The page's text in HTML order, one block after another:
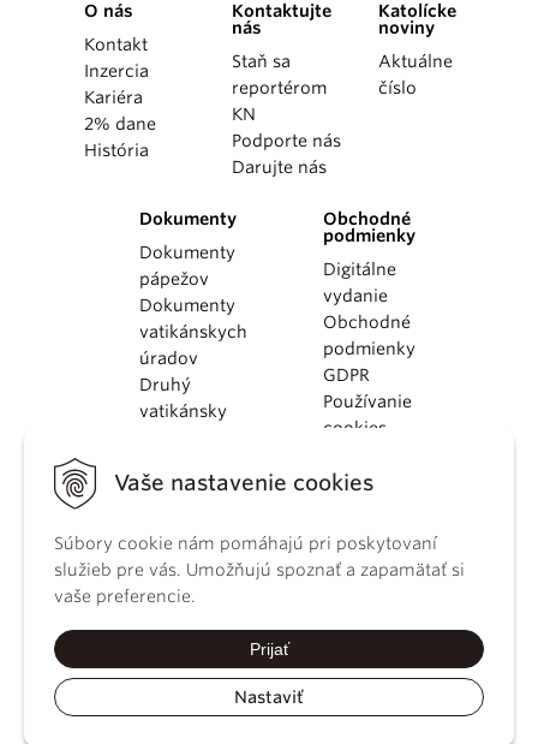
Vaše nastavenie cookies
Súbory cookie nám pomáhajú pri poskytovaní
služieb pre vás. Umožňujú spoznať a zapamätať si
vaše preferencie.
Prijať
Nastaviť
O nás
Kontakt
Inzercia
Kariéra
2% dane
História
Kontaktujte
nás
Staň sa
reportérom
KN
Podporte nás
Darujte nás
Katolícke
noviny
Aktuálne
číslo
Dokumenty
Dokumenty
pápežov
Dokumenty
vatikánskych
úradov
Druhý
vatikánsky
KBS
kánonického
práva
Katechizmus
Obchodné
podmienky
Digitálne
vydanie
Obchodné
podmienky
GDPR
Používanie
cookies